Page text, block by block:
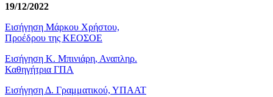
19/12/2022
Εισήγηση Μάρκου Χρήστου,
Προέδρου της ΚΕΟΣΟΕ
Εισήγηση Κ. Μπινιάρη, Αναπληρ.
Καθηγήτρια ΓΠΑ
Εισήγηση Δ. Γραμματικού, ΥΠΑΑΤ